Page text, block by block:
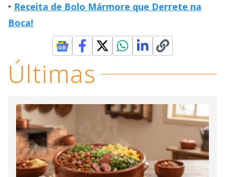
Receita de Bolo Mármore que Derrete na
Boca!
Últimas